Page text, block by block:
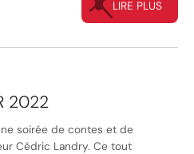
LIRE PLUS
2022
soirée de contes et de
Cédric Landry. Ce tout